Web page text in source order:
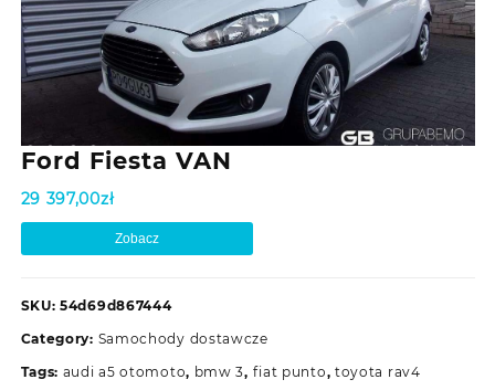
Ford Fiesta VAN
29 397,00zł
Zobacz
SKU: 54d69d867444
Category: Samochody dostawcze
Tags: audi a5 otomoto, bmw 3, fiat punto, toyota rav4